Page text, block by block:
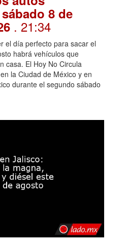
8 de
. 21:34
el día perfecto para sacar el
habrá vehículos que
casa. El Hoy No Circula
la Ciudad de México y en
durante el segundo sábado